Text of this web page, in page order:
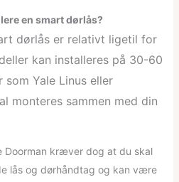
en smart dørlås?
dørlås er relativt ligetil for
kan installeres på 30-60
som Yale Linus eller
monteres sammen med din
Doorman kræver dog at du skal
lås og dørhåndtag og kan være